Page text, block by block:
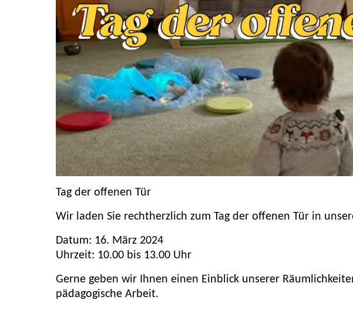
Tag der offenen Tür
Wir laden Sie rechtherzlich zum Tag der offenen Tür in
Datum: 16. März 2024
Uhrzeit: 10.00 bis 13.00 Uhr
Gerne geben wir Ihnen einen Einblick unserer
pädagogische Arbeit.